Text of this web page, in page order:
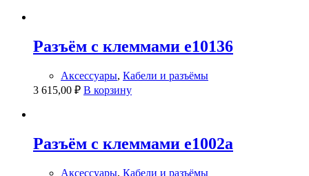
Разъём с клеммами e10136
Аксессуары, Кабели и разъёмы
3 615,00 ₽ В корзину
Разъём с клеммами e1002a
Аксессуары, Кабели и разъёмы